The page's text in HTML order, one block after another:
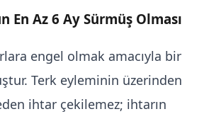
En Az 6 Ay Sürmüş Olması
engel olmak amacıyla bir
Terk eyleminin üzerinden
ihtar çekilemez; ihtarın